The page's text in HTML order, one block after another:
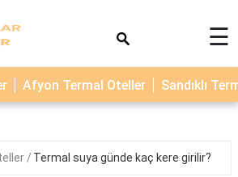
☰
Afyon Termal Oteller Sandıklı
Termal suya günde kaç kere girilir?